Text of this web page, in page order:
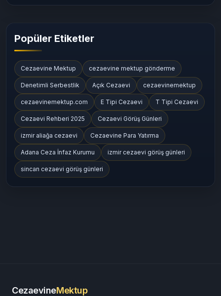
Popüler Etiketler
Cezaevine Mektup cezaevine mektup gönderme
Denetimli Serbestlik Açık Cezaevi cezaevinemektup
cezaevinemektup.com E Tipi Cezaevi T Tipi Cezaevi
Cezaevi Rehberi 2025 Cezaevi Görüş Günleri
izmir aliağa cezaevi Cezaevine Para Yatırma
Adana Ceza İnfaz Kurumu izmir cezaevi görüş günleri
sincan cezaevi görüş günleri
CezaevineMektup